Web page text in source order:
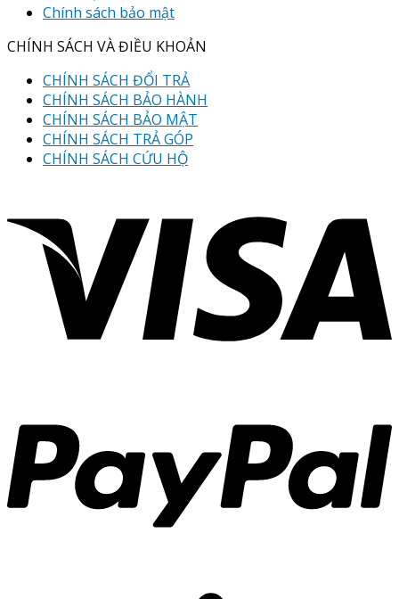
Chính sách bảo mật
CHÍNH SÁCH VÀ ĐIỀU KHOẢN
CHÍNH SÁCH ĐỔI TRẢ
CHÍNH SÁCH BẢO HÀNH
CHÍNH SÁCH BẢO MẬT
CHÍNH SÁCH TRẢ GÓP
CHÍNH SÁCH CỨU HỘ